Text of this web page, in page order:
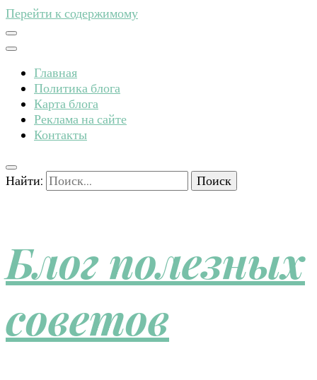
Перейти к содержимому
Главная
Политика блога
Карта блога
Реклама на сайте
Контакты
Найти:
Блог полезных
советов